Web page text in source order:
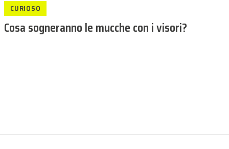
CURIOSO
Cosa sogneranno le mucche con i visori?